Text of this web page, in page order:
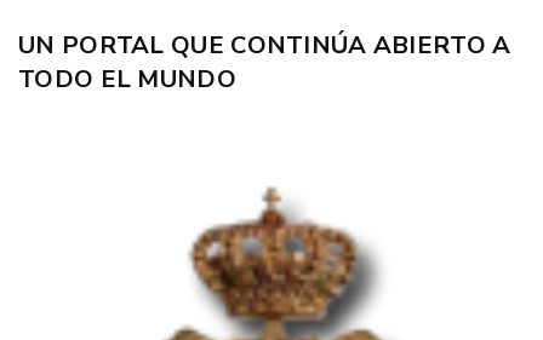
UN PORTAL QUE CONTINÚA ABIERTO A
TODO EL MUNDO